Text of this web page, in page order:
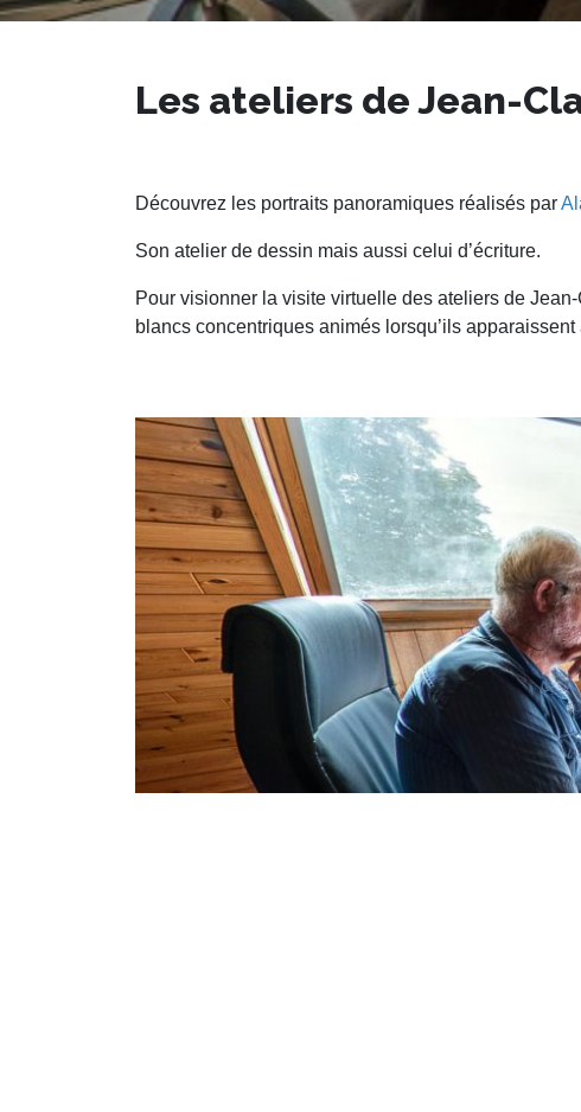
Les ateliers de Jean-
Découvrez les portraits panoramiques réalisés par
Son atelier de dessin mais aussi celui d’écriture.
Pour visionner la visite virtuelle des ateliers de
blancs concentriques animés lorsqu’ils apparaissent